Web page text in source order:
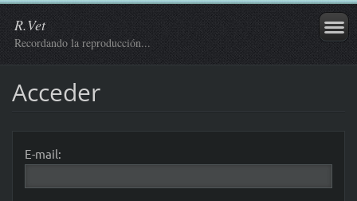
R.Vet
Recordando la reproducción...
Acceder
E-mail: